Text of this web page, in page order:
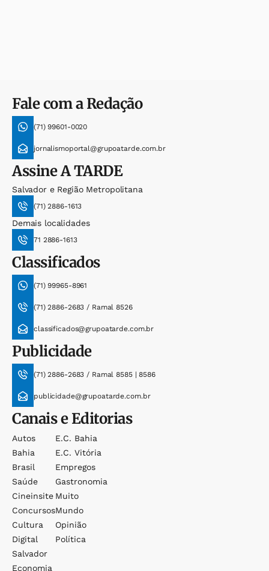
Fale com a Redação
(71) 99601-0020
jornalismoportal@grupoatarde.com.br
AssineA TARDE
Salvador e Região Metropolitana
(71) 2886-1613
Demais localidades
71 2886-1613
Classificados
(71) 99965-8961
(71) 2886-2683 / Ramal 8526
classificados@grupoatarde.com.br
Publicidade
(71) 2886-2683 / Ramal 8585 | 8586
publicidade@grupoatarde.com.br
Canais e Editorias
Autos
Bahia
Brasil
Saúde
Cineinsite
Concursos
Cultura
Digital
Salvador
Economia
E.c. Bahia
E.c. Vitória
Empregos
Gastronomia
Muito
Mundo
Opinião
Política